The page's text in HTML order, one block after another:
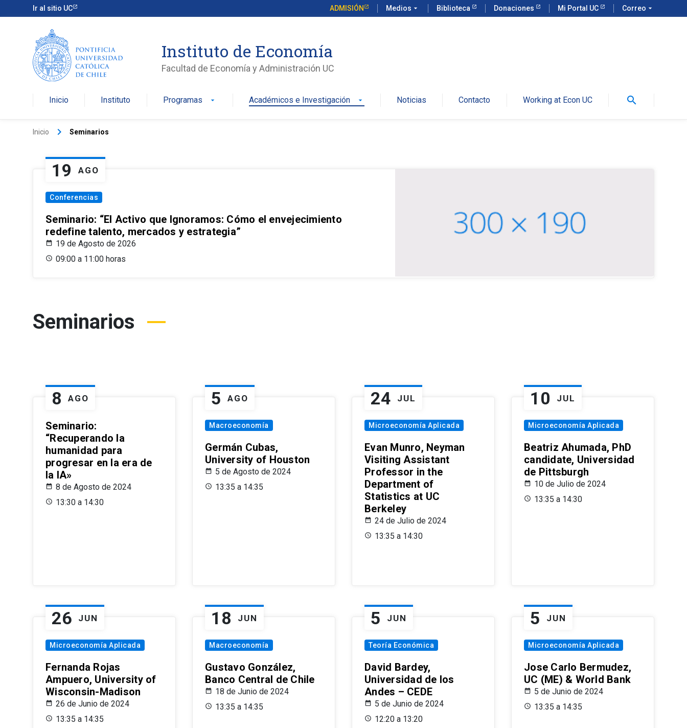
Ir al sitio UC ADMISIÓN Medios arrow_drop_down Biblioteca Donaciones Mi Portal UC Correo arrow_drop_down
Instituto de Economía
Facultad de Economía y Administración UC
Inicio Instituto Programas arrow_drop_down Académicos e Investigación arrow_drop_down Noticias Contacto Working at Econ UC search
Inicio keyboard_arrow_right Seminarios
19 AGO
Conferencias
Seminario: “El Activo que Ignoramos: Cómo el envejecimiento
redefine talento, mercados y estrategia”
19 de Agosto de 2026
09:00 a 11:00 horas
Seminarios
8 AGO
Seminario:
“Recuperando la
humanidad para
progresar en la era de
la IA»
8 de Agosto de 2024
13:30 a 14:30
5 AGO
Macroeconomía
Germán Cubas,
University of Houston
5 de Agosto de 2024
13:35 a 14:35
24 JUL
Microeconomía Aplicada
Evan Munro, Neyman
Visiting Assistant
Professor in the
Department of
Statistics at UC
Berkeley
24 de Julio de 2024
13:35 a 14:30
10 JUL
Microeconomía Aplicada
Beatriz Ahumada, PhD
candidate, Universidad
de Pittsburgh
10 de Julio de 2024
13:35 a 14:30
26 JUN
Microeconomía Aplicada
Fernanda Rojas
Ampuero, University of
Wisconsin-Madison
26 de Junio de 2024
13:35 a 14:35
18 JUN
Macroeconomía
Gustavo González,
Banco Central de Chile
18 de Junio de 2024
13:35 a 14:35
5 JUN
Teoría Económica
David Bardey,
Universidad de los
Andes – CEDE
5 de Junio de 2024
12:20 a 13:20
5 JUN
Microeconomía Aplicada
Jose Carlo Bermudez,
UC (ME) & World Bank
5 de Junio de 2024
13:35 a 14:35